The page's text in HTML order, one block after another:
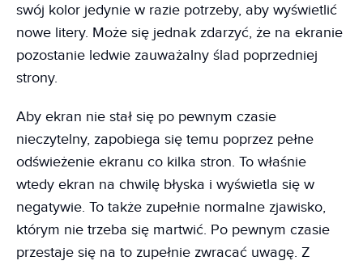
swój kolor jedynie w razie potrzeby, aby wyświetlić
nowe litery. Może się jednak zdarzyć, że na ekranie
pozostanie ledwie zauważalny ślad poprzedniej
strony.
Aby ekran nie stał się po pewnym czasie
nieczytelny, zapobiega się temu poprzez pełne
odświeżenie ekranu co kilka stron. To właśnie
wtedy ekran na chwilę błyska i wyświetla się w
negatywie. To także zupełnie normalne zjawisko,
którym nie trzeba się martwić. Po pewnym czasie
przestaje się na to zupełnie zwracać uwagę. Z